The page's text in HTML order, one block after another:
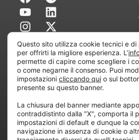
all’attività di direzione e
Informatica”
REA: MI – 194005, P. IVA / CF
Questo sito utilizza cookie tecnici e
per offrirti la migliore esperienza. L’
permette di capire come scegliere i
o come negarne il consenso. Puoi
impostazioni cliccando qui o sul
presente su questo banner.
La chiusura del banner mediante
contraddistinto dalla "X", comporta il
impostazioni di default e dunque la
navigazione in assenza di cookie o